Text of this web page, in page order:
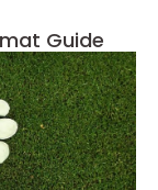
Guide